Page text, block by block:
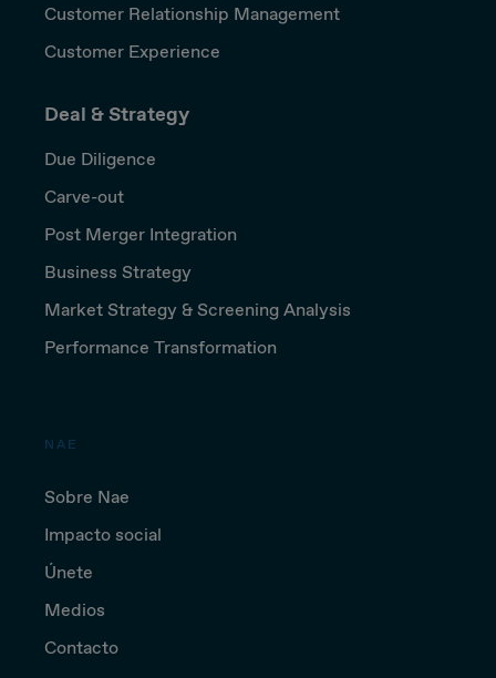
Customer Relationship Management
Customer Experience
Deal & Strategy
Due Diligence
Carve-out
Post Merger Integration
Business Strategy
Market Strategy & Screening Analysis
Performance Transformation
NAE
Sobre Nae
Impacto social
Únete
Medios
Contacto